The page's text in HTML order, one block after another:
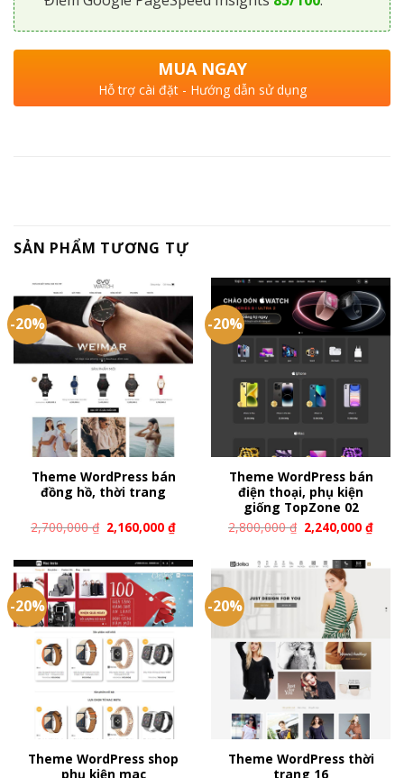
MUA NGAY
Hỗ trợ cài đặt - Hướng dẫn sử dụng
SẢN PHẨM TƯƠNG TỰ
-20%
Theme WordPress bán
đồng hồ, thời trang
2,700,000₫ 2,160,000₫
-20%
Theme WordPress bán
điện thoại, phụ kiện
giống TopZone 02
2,800,000₫ 2,240,000₫
-20%
Theme WordPress shop
phụ kiện mac
-20%
Theme WordPress thời
trang 16